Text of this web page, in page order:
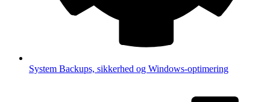
System Backups, sikkerhed og Windows-optimering